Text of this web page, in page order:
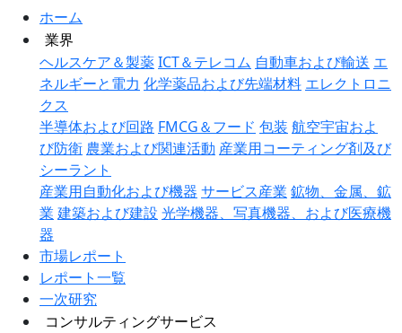
ホーム
業界
ヘルスケア＆製薬ICT＆テレコム 自動車および輸送 エ
ネルギーと電力 化学薬品および先端材料 エレクトロニ
クス
半導体および回路 FMCG＆フード 包装 航空宇宙およ
び防衛 農業および関連活動 産業用コーティング剤及び
シーラント
産業用自動化および機器 サービス産業 鉱物、金属、鉱
業 建築および建設 光学機器、写真機器、および医療機
器
市場レポート
レポート一覧
一次研究
コンサルティングサービス